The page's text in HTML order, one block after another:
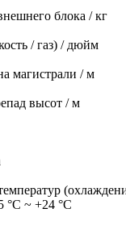
блока / кг
/ газ) / дюйм
магистрали / м
высот / м
°C ~ +24 °C